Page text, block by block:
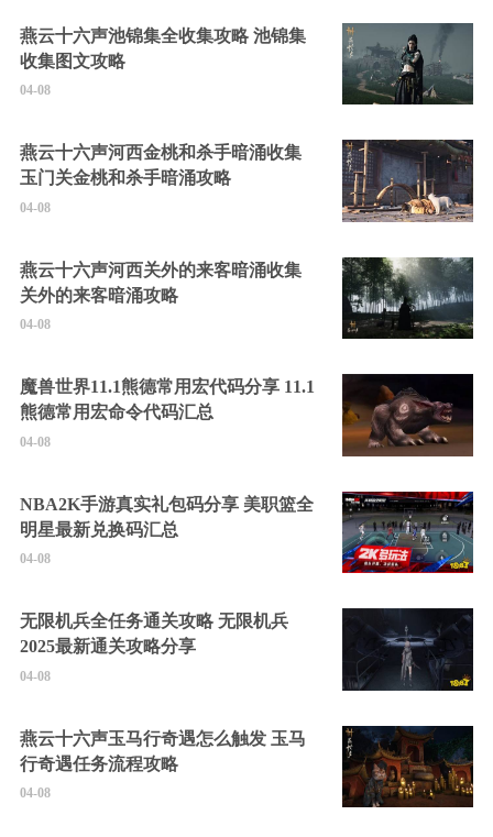
燕云十六声池锦集全收集攻略 池锦集
收集图文攻略
04-08
燕云十六声河西金桃和杀手暗涌收集
玉门关金桃和杀手暗涌攻略
04-08
燕云十六声河西关外的来客暗涌收集
关外的来客暗涌攻略
04-08
魔兽世界11.1熊德常用宏代码分享 11.1
熊德常用宏命令代码汇总
04-08
NBA2K手游真实礼包码分享 美职篮全
明星最新兑换码汇总
04-08
无限机兵全任务通关攻略 无限机兵
2025最新通关攻略分享
04-08
燕云十六声玉马行奇遇怎么触发 玉马
行奇遇任务流程攻略
04-08